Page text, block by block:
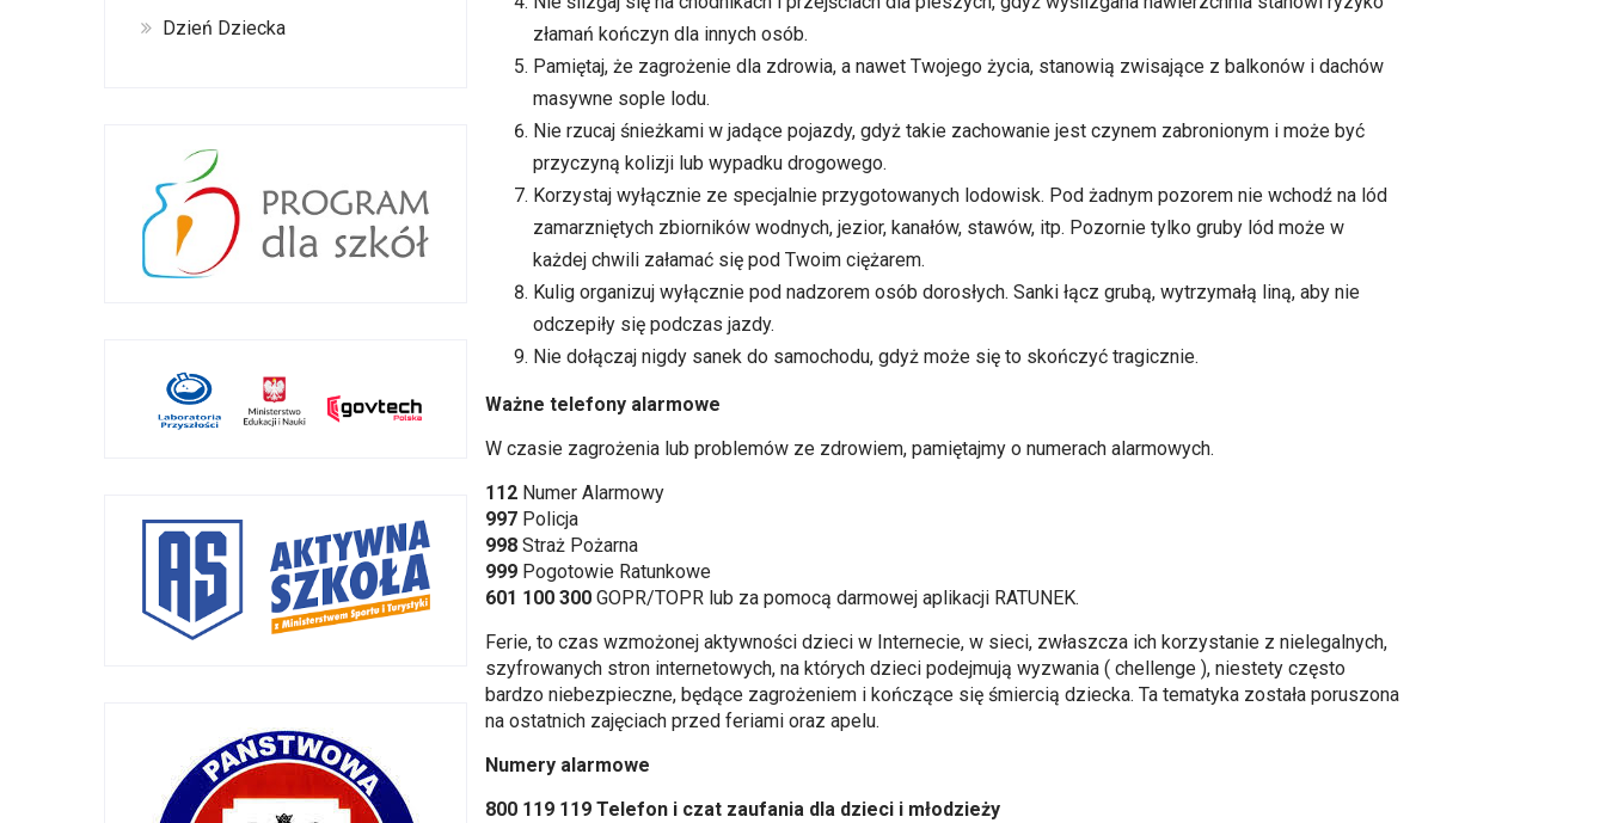
Dzień Dziecka
złamań kończyn dla innych osób.
Pamiętaj, że zagrożenie dla zdrowia, a nawet Twojego życia, stanowią zwisające z balkonów i dachów
masywne sople lodu.
Nie rzucaj śnieżkami w jadące pojazdy, gdyż takie zachowanie jest czynem zabronionym i może być
przyczyną kolizji lub wypadku drogowego.
Korzystaj wyłącznie ze specjalnie przygotowanych lodowisk. Pod żadnym pozorem nie wchodź na lód
zamarzniętych zbiorników wodnych, jezior, kanałów, stawów, itp. Pozornie tylko gruby lód może w
każdej chwili załamać się pod Twoim ciężarem.
Kulig organizuj wyłącznie pod nadzorem osób dorosłych. Sanki łącz grubą, wytrzymałą liną, aby nie
odczepiły się podczas jazdy.
Nie dołączaj nigdy sanek do samochodu, gdyż może się to skończyć tragicznie.
Ważne telefony alarmowe
W czasie zagrożenia lub problemów ze zdrowiem, pamiętajmy o numerach alarmowych.
112 Numer Alarmowy
997 Policja
998Straż Pożarna
999 Pogotowie Ratunkowe
601 100 300 GOPR/TOPR lub za pomocą darmowej aplikacji RATUNEK.
Ferie, to czas wzmożonej aktywności dzieci w Internecie, w sieci, zwłaszcza ich korzystanie z nielegalnych,
szyfrowanych stron internetowych, na których dzieci podejmują wyzwania ( chellenge ), niestety często
bardzo niebezpieczne, będące zagrożeniem i kończące się śmiercią dziecka. Ta tematyka została poruszona
na ostatnich zajęciach przed feriami oraz apelu.
Numery alarmowe
800 119 119 Telefon i czat zaufania dla dzieci i młodzieży